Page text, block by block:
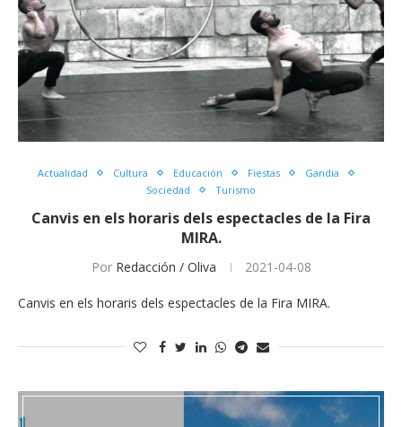
Actualidad Cultura Educación Fiestas
Gandia
Sociedad
Turismo
Canvis en els horaris dels espectacles de la Fira
MIRA.
Por Redacción / Oliva 2021-04-08
Canvis en els horaris dels espectacles de la Fira MIRA.